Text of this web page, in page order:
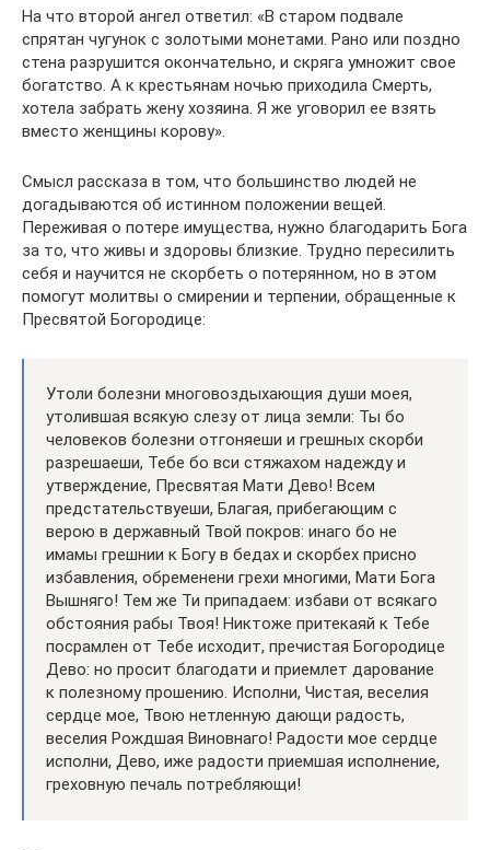
На что второй ангел ответил: «В старом подвале
спрятан чугунок с золотыми монетами. Рано или поздно
стена разрушится окончательно, и скряга умножит свое
богатство. А к крестьянам ночью приходила Смерть,
хотела забрать жену хозяина. Я же уговорил ее взять
вместо женщины корову».
Смысл рассказа в том, что большинство людей не
догадываются об истинном положении вещей.
Переживая о потере имущества, нужно благодарить Бога
за то, что живы и здоровы близкие. Трудно пересилить
себя и научится не скорбеть о потерянном, но в этом
помогут молитвы о смирении и терпении, обращенные к
Пресвятой Богородице:
Утоли болезни многовоздыхающия души моея,
утолившая всякую слезу от лица земли: Ты бо
человеков болезни отгоняеши и грешных скорби
разрешаеши, Тебе бо вси стяжахом надежду и
утверждение, Пресвятая Мати Дево! Всем
предстательствуеши, Благая, прибегающим с
верою в державный Твой покров: инаго бо не
имамы грешнии к Богу в бедах и скорбех присно
избавления, обременени грехи многими, Мати Бога
Вышняго! Тем же Ти припадаем: избави от всякаго
обстояния рабы Твоя! Никтоже притекаяй к Тебе
посрамлен от Тебе исходит, пречистая Богородице
Дево: но просит благодати и приемлет дарование
к полезному прошению. Исполни, Чистая, веселия
сердце мое, Твою нетленную дающи радость,
веселия Рождшая Виновнаго! Радости мое сердце
исполни, Дево, иже радости приемшая исполнение,
греховную печаль потребляющи!